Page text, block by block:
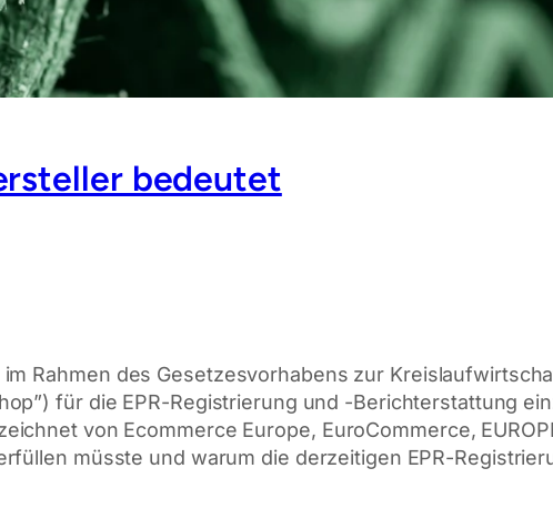
bedeutet
Rahmen des Gesetzesvorhabens zur
für die EPR-Registrierung und -Berichterstattung
von Ecommerce Europe, EuroCommerce,
müsste und warum die derzeitigen EPR-